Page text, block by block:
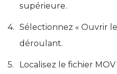
supérieure.
Sélectionnez « Ouvrir
déroulant.
Localisez le fichier